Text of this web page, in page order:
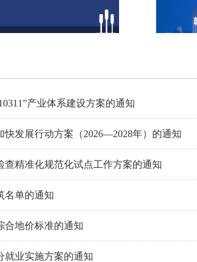
产业体系建设方案的通知
发展行动方案（2026—2028年）的通知
精准化规范化试点工作方案的通知
名单的通知
合地价标准的通知
就业实施方案的通知